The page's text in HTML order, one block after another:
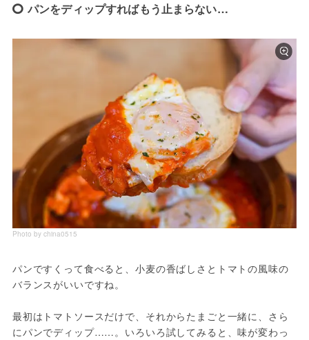
パンをディップすればもう止まらない…
Photo by china0515
パンですくって食べると、小麦の香ばしさとトマトの風味の
バランスがいいですね。
最初はトマトソースだけで、それからたまごと一緒に、さら
にパンでディップ……。いろいろ試してみると、味が変わっ